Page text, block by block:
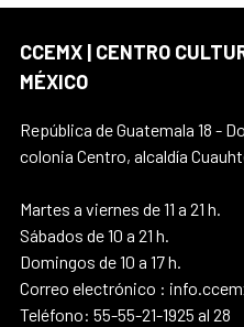
CCEMX | CENTRO
MÉXICO
República de Guatemala 18 -
colonia Centro, alcaldía
Martes a viernes de 11 a 21 h.
Sábados de 10 a 21 h.
Domingos de 10 a 17 h.
Correo electrónico :
Teléfono: 55-55-21-1925 al 28